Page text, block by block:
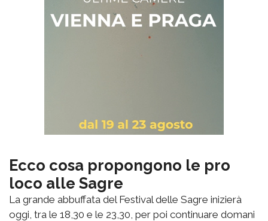
Ecco cosa propongono le pro
loco alle Sagre
La grande abbuffata del Festival delle Sagre inizierà
oggi, tra le 18,30 e le 23,30, per poi continuare domani